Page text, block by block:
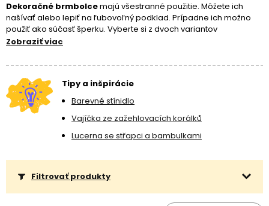
Dekoračné brmbolcemajú všestranné použitie. Môžete ich
našívať alebo lepiť na ľubovoľný podklad. Prípadne ich možno
použiť ako súčasť šperku. Vyberte si z dvoch variantov
pastelových či klasických farieb v mixe veľkostí.
Zobraziť viac
Tipy a inšpirácie
Barevné stínidlo
Vajíčka ze zažehlovacích korálků
Lucerna se střapci a bambulkami
Filtrovať produkty